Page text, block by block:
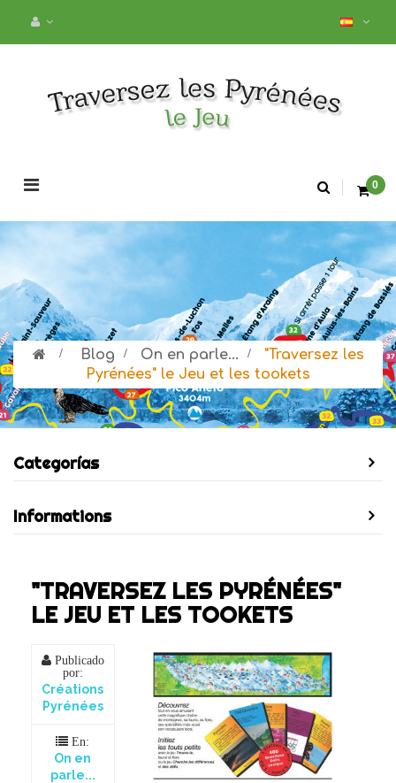
Navegación
palanca
0
> Blog > On en parle... >
"Traversez les
Pyrénées" le Jeu et les tookets
Categorías
Informations
"TRAVERSEZ LES PYRÉNÉES"
LE JEU ET LES TOOKETS
Publicado
por:
Créations
Pyrénées
En:
On en
parle...